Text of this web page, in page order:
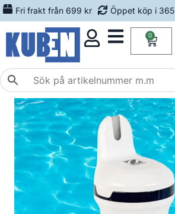
Fri frakt från 699 kr Öppet köp i
0